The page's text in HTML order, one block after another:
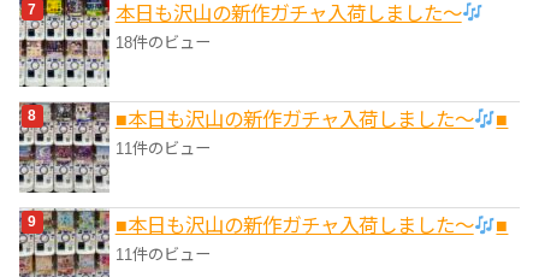
本日も沢山の新作ガチャ入荷しました〜
18件のビュー
■本日も沢山の新作ガチャ入荷しました〜 ■
11件のビュー
■本日も沢山の新作ガチャ入荷しました〜 ■
11件のビュー